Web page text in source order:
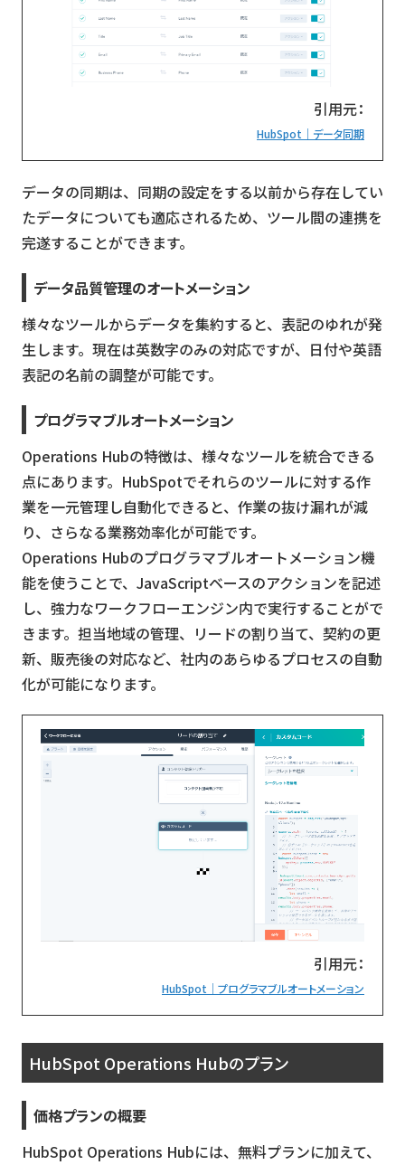
引用元：
HubSpot｜データ同期
データの同期は、同期の設定をする以前から存在してい
たデータについても適応されるため、ツール間の連携を
完遂することができます。
データ品質管理のオートメーション
様々なツールからデータを集約すると、表記のゆれが発
生します。現在は英数字のみの対応ですが、日付や英語
表記の名前の調整が可能です。
プログラマブルオートメーション
Operations Hubの特徴は、様々なツールを統合できる
点にあります。HubSpotでそれらのツールに対する作
業を一元管理し自動化できると、作業の抜け漏れが減
り、さらなる業務効率化が可能です。
Operations Hubのプログラマブルオートメーション機
能を使うことで、JavaScriptベースのアクションを記述
し、強力なワークフローエンジン内で実行することがで
きます。担当地域の管理、リードの割り当て、契約の更
新、販売後の対応など、社内のあらゆるプロセスの自動
化が可能になります。
引用元：
HubSpot｜プログラマブルオートメーション
HubSpot Operations Hubのプラン
価格プランの概要
HubSpot Operations Hubには、無料プランに加えて、